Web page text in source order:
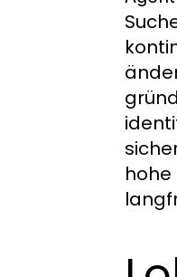
hohe